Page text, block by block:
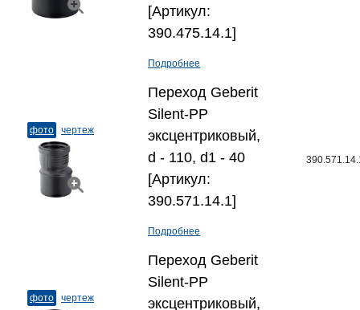
[Артикул:
390.475.14.1]
Подробнее
фото чертеж
Переход Geberit
Silent-PP
эксцентриковый,
d - 110, d1 - 40
[Артикул:
390.571.14.1]
Подробнее
фото чертеж
Переход Geberit
Silent-PP
эксцентриковый,